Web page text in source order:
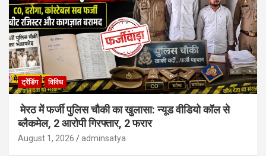
ट्रेंडिंग विविध
मेरठ में फर्जी पुलिस चौकी का खुलासा: न्यूड वीडियो कॉल से
ब्लैकमेल, 2 आरोपी गिरफ्तार, 2 फरार
August 1, 2026 adminsatya